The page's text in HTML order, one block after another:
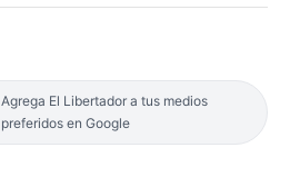
Agrega El Libertador a tus medios
preferidos en Google